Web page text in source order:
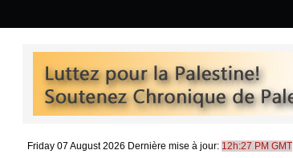
Friday 07 August 2026 Dernière mise à jour: 12h:27 PM GMT